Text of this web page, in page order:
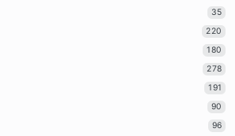
35
220
180
278
191
90
96